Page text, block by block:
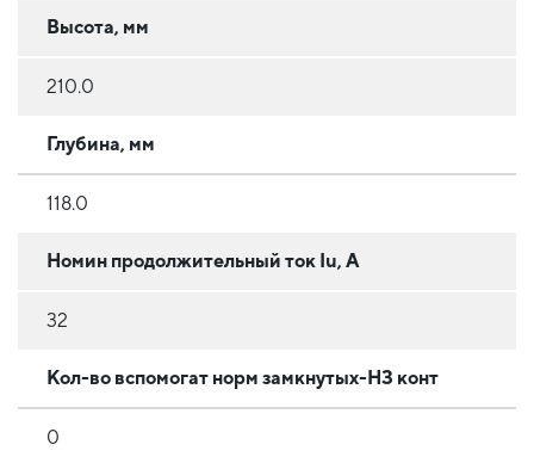
Высота, мм
210.0
Глубина, мм
118.0
Номин продолжительный ток Iu, А
32
Кол-во вспомогат норм замкнутых-НЗ конт
0